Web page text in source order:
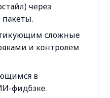
через
сложные
и контролем
в
фидбэке.